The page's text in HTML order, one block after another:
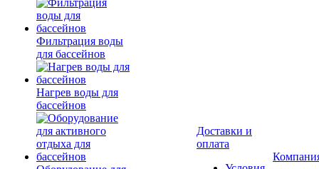
Фильтрация воды
для бассейнов
Нагрев воды для
бассейнов
Доставки и
оплата